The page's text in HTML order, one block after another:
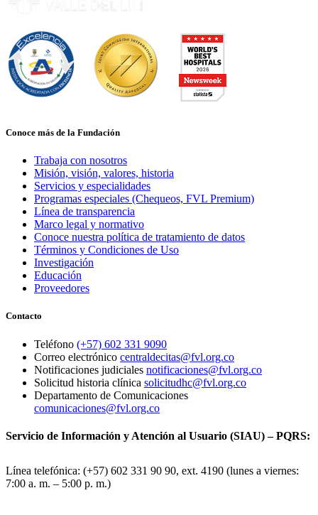
Conoce más de la Fundación
Trabaja con nosotros
Misión, visión, valores, historia
Servicios y especialidades
Programas especiales (Chequeos, FVL Premium)
Línea de transparencia
Marco legal y normativo
Conoce nuestra política de tratamiento de datos
Términos y Condiciones de Uso
Investigación
Educación
Proveedores
Contacto
Teléfono (+57) 602 331 9090
Correo electrónico centraldecitas@fvl.org.co
Notificaciones judiciales notificaciones@fvl.org.co
Solicitud historia clínica solicitudhc@fvl.org.co
Departamento de Comunicaciones
comunicaciones@fvl.org.co
Servicio de Información y Atención al Usuario (SIAU) – PQRS:
Línea telefónica: (+57) 602 331 90 90, ext. 4190 (lunes a viernes:
7:00 a. m. – 5:00 p. m.)